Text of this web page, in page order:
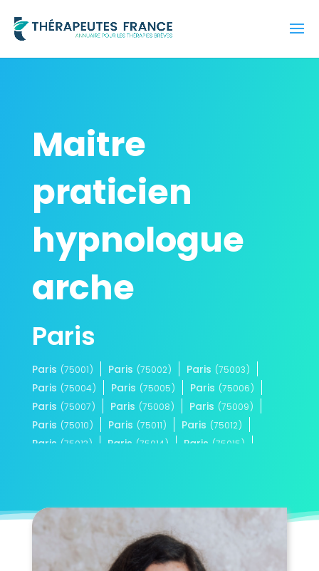
Maitre
praticien
hypnologue
arche
Paris
Paris (75001) Paris (75002) Paris (75003)
Paris (75004) Paris (75005) Paris (75006)
Paris (75007) Paris (75008) Paris (75009)
Paris (75010) Paris (75011) Paris (75012)
Paris (75013) Paris (75014) Paris (75015)